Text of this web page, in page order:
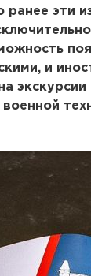
эти
и
экскурсии